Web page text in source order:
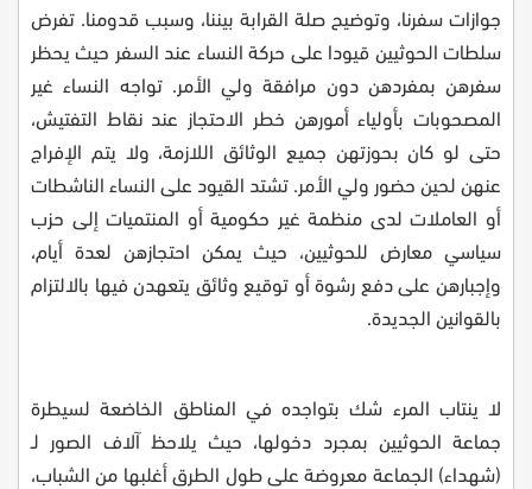
جوازات سفرنا، وتوضيح صلة القرابة بيننا، وسبب قدومنا. تفرض
سلطات الحوثيين قيودا على حركة النساء عند السفر حيث يحظر
سفرهن بمفردهن دون مرافقة ولي الأمر. تواجه النساء غير
المصحوبات بأولياء أمورهن خطر الاحتجاز عند نقاط التفتيش،
حتى لو كان بحوزتهن جميع الوثائق اللازمة، ولا يتم الإفراج
عنهن لحين حضور ولي الأمر. تشتد القيود على النساء الناشطات
أو العاملات لدى منظمة غير حكومية أو المنتميات إلى حزب
سياسي معارض للحوثيين، حيث يمكن احتجازهن لعدة أيام،
وإجبارهن على دفع رشوة أو توقيع وثائق يتعهدن فيها بالالتزام
بالقوانين الجديدة.
لا ينتاب المرء شك بتواجده في المناطق الخاضعة لسيطرة
جماعة الحوثيين بمجرد دخولها، حيث يلاحظ آلاف الصور لـ
(شهداء) الجماعة معروضة على طول الطرق أغلبها من الشباب،